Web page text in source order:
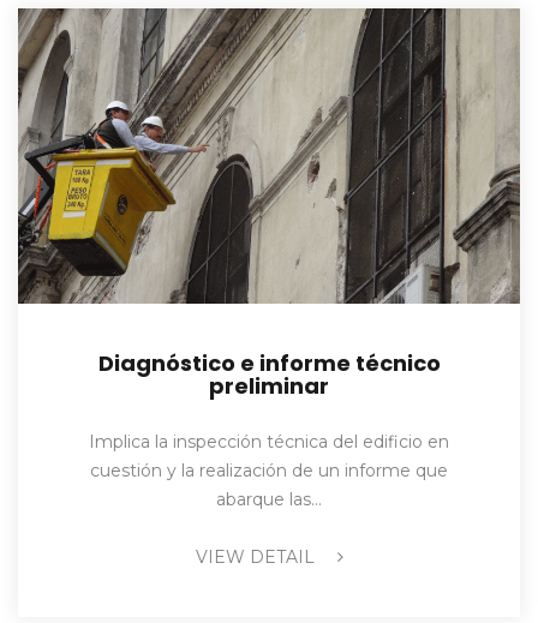
Diagnóstico e informe técnico
preliminar
Implica la inspección técnica del edificio en
cuestión y la realización de un informe que
abarque las…
VIEW DETAIL